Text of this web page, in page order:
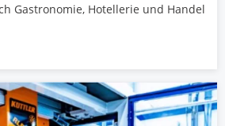
Gastronomie, Hotellerie und Handel